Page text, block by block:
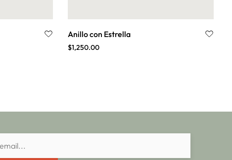
Anillo con Estrella
$1,250.00